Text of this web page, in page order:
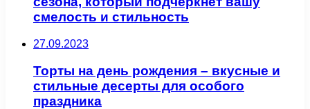
смелость и стильность
27.09.2023
Торты на день рождения – вкусные и
стильные десерты для особого
праздника